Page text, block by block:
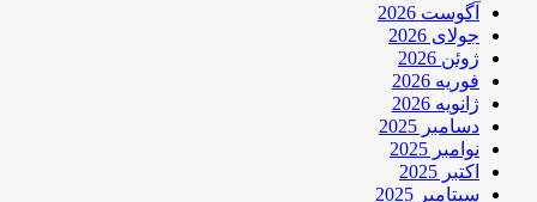
آگوست 2026
جولای 2026
ژوئن 2026
فوریه 2026
ژانویه 2026
دسامبر 2025
نوامبر 2025
اکتبر 2025
سپتامبر 2025